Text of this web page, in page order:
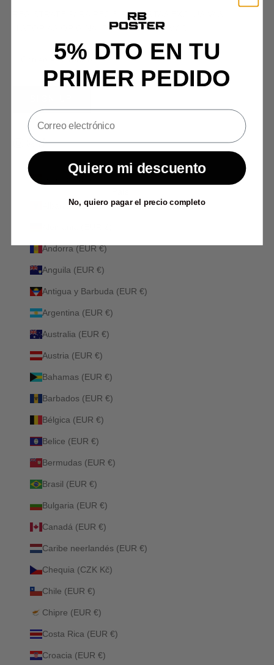
REGÍSTRATE PARA RECIBIR OFERTAS EXCLUSIVAS,
HISTORIAS ORIGINALES, EVENTOS Y MÁS.
Albania (ALL L)
Andorra (EUR €)
Anguila (EUR €)
Antigua y Barbuda (EUR €)
Argentina (EUR €)
Australia (EUR €)
Austria (EUR €)
Bahamas (EUR €)
Barbados (EUR €)
Bélgica (EUR €)
Belice (EUR €)
Bermudas (EUR €)
Brasil (EUR €)
Bulgaria (EUR €)
Canadá (EUR €)
Caribe neerlandés (EUR €)
Chequia (CZK Kč)
Chile (EUR €)
Chipre (EUR €)
Costa Rica (EUR €)
Croacia (EUR €)
5% DTO EN TU
PRIMER PEDIDO
Quiero mi descuento
No, quiero pagar el precio completo